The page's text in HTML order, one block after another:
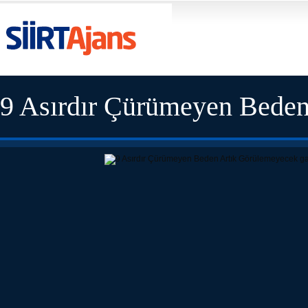
9 Asırdır Çürümeyen